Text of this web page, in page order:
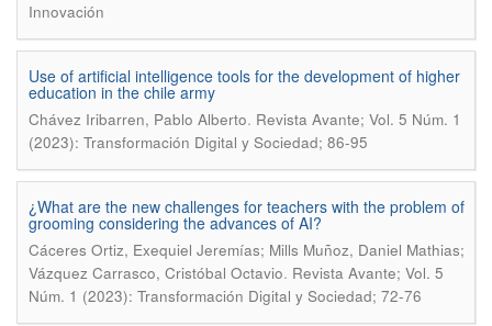
Innovación
Use of artificial intelligence tools for the development of higher
education in the chile army
Chávez Iribarren, Pablo Alberto. Revista Avante; Vol. 5 Núm. 1
(2023): Transformación Digital y Sociedad; 86-95
¿What are the new challenges for teachers with the problem of
grooming considering the advances of AI?
Cáceres Ortiz, Exequiel Jeremías; Mills Muñoz, Daniel Mathias;
Vázquez Carrasco, Cristóbal Octavio. Revista Avante; Vol. 5
Núm. 1 (2023): Transformación Digital y Sociedad; 72-76